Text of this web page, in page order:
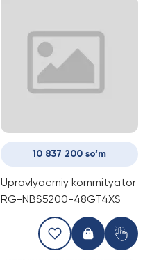
10 837 200 so‘m
Upravlyaemiy kommityator
RG-NBS5200-48GT4XS